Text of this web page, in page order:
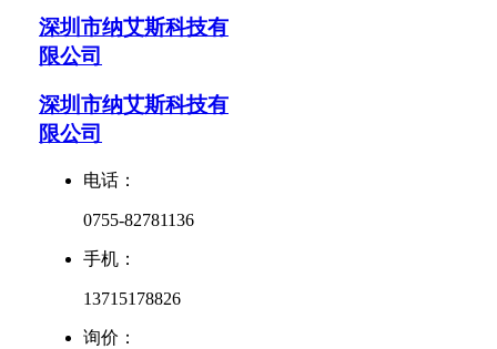
深圳市纳艾斯科技有
限公司
深圳市纳艾斯科技有
限公司
电话：
0755-82781136
手机：
13715178826
询价：